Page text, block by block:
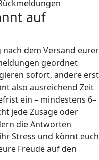
auf
dem Versand eurer
geordnet
sofort, andere erst
also ausreichend Zeit
ein – mindestens 6–
jede Zusage oder
die Antworten
Stress und könnt euch
Freude auf den